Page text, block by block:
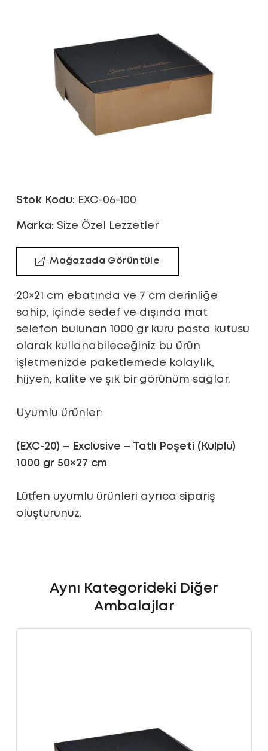
Stok Kodu: EXC-06-100
Marka: Size Özel Lezzetler
Mağazada Görüntüle
20×21 cm ebatında ve 7 cm derinliğe
sahip, içinde sedef ve dışında mat
selefon bulunan 1000 gr kuru pasta kutusu
olarak kullanabileceğiniz bu ürün
işletmenizde paketlemede kolaylık,
hijyen, kalite ve şık bir görünüm sağlar.
Uyumlu ürünler:
(EXC-20) – Exclusive – Tatlı Poşeti (Kulplu)
1000 gr 50×27 cm
Lütfen uyumlu ürünleri ayrıca sipariş
oluşturunuz.
Aynı Kategorideki Diğer
Ambalajlar